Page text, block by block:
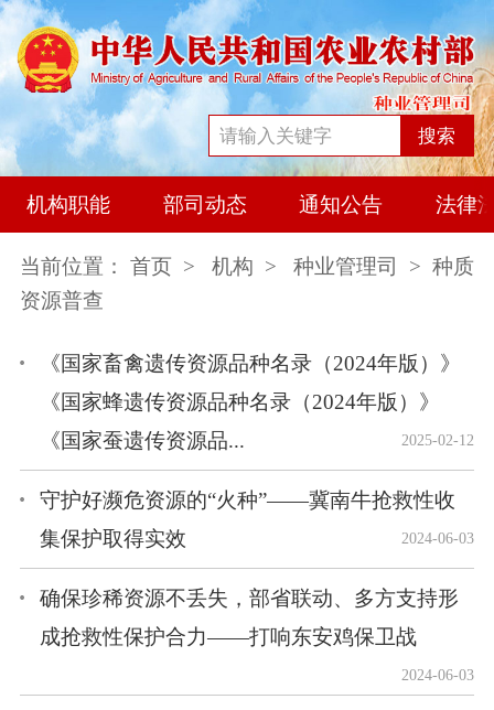
搜索
机构职能 部司动态 通知公告 法律
当前位置： 首页 > 机构 > 种业管理司
> 种质
资源普查
《国家畜禽遗传资源品种名录（2024年版）》
《国家蜂遗传资源品种名录（2024年版）》
《国家蚕遗传资源品...
2025-02-12
守护好濒危资源的“火种”——冀南牛抢救性收
集保护取得实效
2024-06-03
确保珍稀资源不丢失，部省联动、多方支持形
成抢救性保护合力——打响东安鸡保卫战
2024-06-03